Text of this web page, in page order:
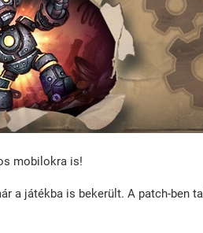
mobilokra is!
a játékba is bekerült. A patch-ben